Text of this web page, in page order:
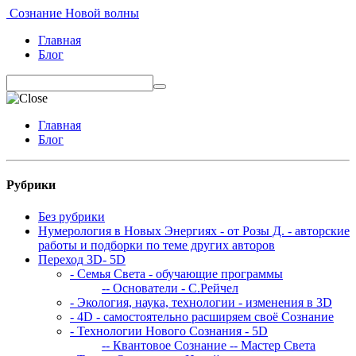
Сознание Новой волны
Главная
Блог
Главная
Блог
Рубрики
Без рубрики
Нумерология в Новых Энергиях - от Розы Д. - авторские
работы и подборки по теме других авторов
Переход 3D- 5D
- Семья Света - обучающие программы
-- Основатели - С.Рейчел
- Экология, наука, технологии - изменения в 3D
- 4D - самостоятельно расширяем своё Сознание
- Технологии Нового Сознания - 5D
-- Квантовое Сознание -- Мастер Света